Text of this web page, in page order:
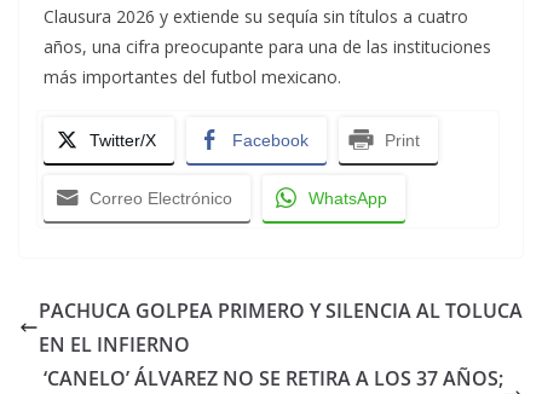
Clausura 2026 y extiende su sequía sin títulos a cuatro
años, una cifra preocupante para una de las instituciones
más importantes del futbol mexicano.
Twitter/X Facebook Print
Correo Electrónico WhatsApp
PACHUCA GOLPEA PRIMERO Y SILENCIA AL TOLUCA
EN EL INFIERNO
‘CANELO’ ÁLVAREZ NO SE RETIRA A LOS 37 AÑOS;